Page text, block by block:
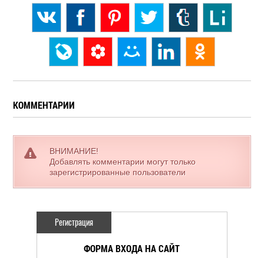
КОММЕНТАРИИ
ВНИМАНИЕ!
Добавлять комментарии могут только
зарегистрированные пользователи
Регистрация
ФОРМА ВХОДА НА САЙТ